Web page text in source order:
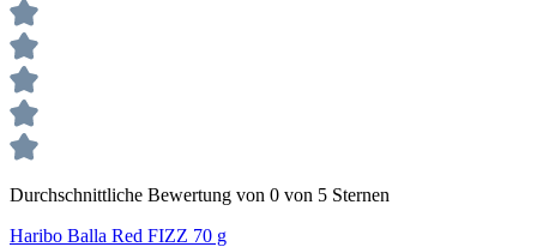
Durchschnittliche Bewertung von 0 von 5 Sternen
Haribo Balla Red FIZZ 70 g